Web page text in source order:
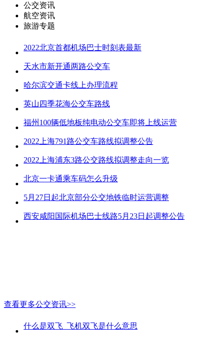
公交资讯
航空资讯
旅游专题
2022北京首都机场巴士时刻表最新
天水市新开通两路公交车
哈尔滨交通卡线上办理流程
英山四季花海公交车路线
福州100辆低地板纯电动公交车即将上线运营
2022上海791路公交车路线拟调整公告
2022上海浦东3路公交路线拟调整走向一览
北京一卡通乘车码怎么升级
5月27日起北京部分公交地铁临时运营调整
西安咸阳国际机场巴士线路5月23日起调整公告
查看更多公交资讯>>
什么是双飞_飞机双飞是什么意思